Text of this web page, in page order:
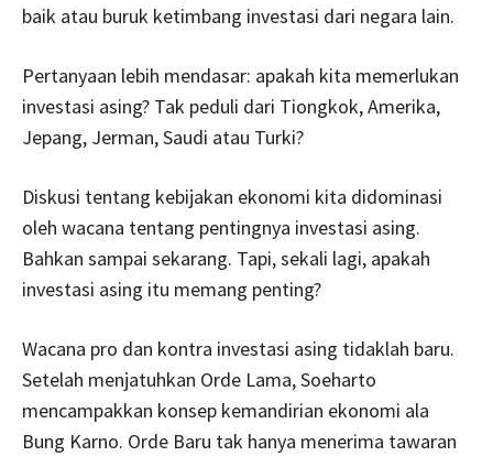
baik atau buruk ketimbang investasi dari negara lain.
Pertanyaan lebih mendasar: apakah kita memerlukan
investasi asing? Tak peduli dari Tiongkok, Amerika,
Jepang, Jerman, Saudi atau Turki?
Diskusi tentang kebijakan ekonomi kita didominasi
oleh wacana tentang pentingnya investasi asing.
Bahkan sampai sekarang. Tapi, sekali lagi, apakah
investasi asing itu memang penting?
Wacana pro dan kontra investasi asing tidaklah baru.
Setelah menjatuhkan Orde Lama, Soeharto
mencampakkan konsep kemandirian ekonomi ala
Bung Karno. Orde Baru tak hanya menerima tawaran